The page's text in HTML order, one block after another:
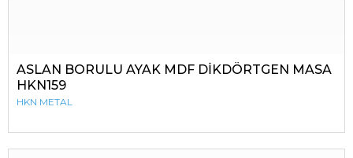
ASLAN BORULU AYAK MDF DİKDÖRTGEN MASA
HKN159
HKN METAL